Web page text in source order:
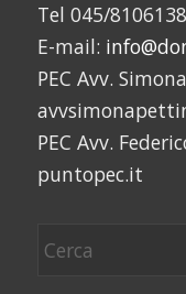
Tel 045/
E-mail:
PEC Avv.
PEC Avv.
puntopec.it